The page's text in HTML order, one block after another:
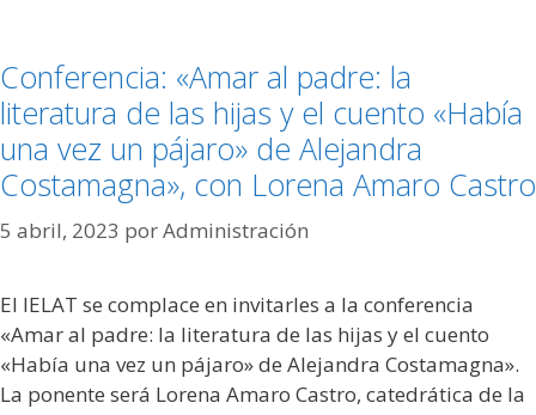
Conferencia: «Amar al padre: la
literatura de las hijas y el cuento «Había
una vez un pájaro» de Alejandra
Costamagna», con Lorena Amaro Castro
5 abril, 2023 porAdministración
El IELAT se complace en invitarles a la conferencia
«Amar al padre: la literatura de las hijas y el cuento
«Había una vez un pájaro» de Alejandra Costamagna».
La ponente será Lorena Amaro Castro, catedrática de la